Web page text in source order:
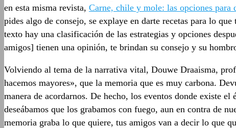
en esta misma revista, Carne, chile y mole: las opciones para
pides algo de consejo, se explaye en darte recetas para lo
texto hay una clasificación de las estrategias y opciones
amigos] tienen una opinión, te brindan su consejo y su
Volviendo al tema de la narrativa vital, Douwe Draaisma,
hacemos mayores», que la memoria que es muy carbona.
manera de acordarnos. De hecho, los eventos donde existe
deseábamos que los grabamos con fuego, aun en contra de
memoria graba lo que quiere, tus amigos van a decir lo que